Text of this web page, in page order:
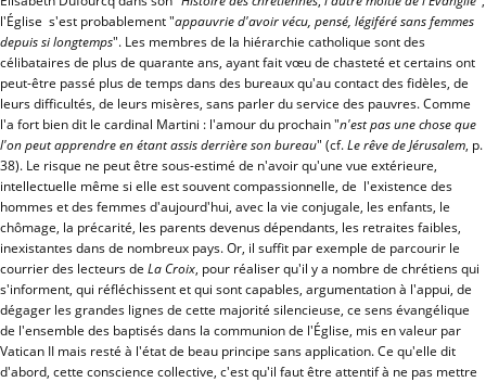
l'Église s'est probablement "appauvrie d'avoir vécu, pensé, légiféré sans femmes
depuis si longtemps". Les membres de la hiérarchie catholique sont des
célibataires de plus de quarante ans, ayant fait vœu de chasteté et certains ont
peut-être passé plus de temps dans des bureaux qu'au contact des fidèles, de
leurs difficultés, de leurs misères, sans parler du service des pauvres. Comme
l'a fort bien dit le cardinal Martini : l'amour du prochain "n'est pas une chose que
l'on peut apprendre en étant assis derrière son bureau" (cf.Le rêve de Jérusalem, p.
38). Le risque ne peut être sous-estimé de n'avoir qu'une vue extérieure,
intellectuelle même si elle est souvent compassionnelle, de l'existence des
hommes et des femmes d'aujourd'hui, avec la vie conjugale, les enfants, le
chômage, la précarité, les parents devenus dépendants, les retraites faibles,
inexistantes dans de nombreux pays. Or, il suffit par exemple de parcourir le
courrier des lecteurs de La Croix, pour réaliser qu'il y a nombre de chrétiens qui
s'informent, qui réfléchissent et qui sont capables, argumentation à l'appui, de
dégager les grandes lignes de cette majorité silencieuse, ce sens évangélique
de l'ensemble des baptisés dans la communion de l'Église, mis en valeur par
Vatican II mais resté à l'état de beau principe sans application. Ce qu'elle dit
d'abord, cette conscience collective, c'est qu'il faut être attentif à ne pas mettre